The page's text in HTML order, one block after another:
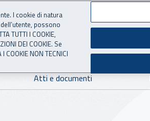
Atti e documenti
I cookie di natura
possono
TUTTI I COOKIE,
DEI COOKIE. Se
NON TECNICI